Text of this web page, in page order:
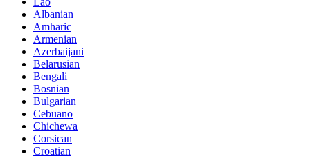
Albanian
Amharic
Armenian
Azerbaijani
Belarusian
Bengali
Bosnian
Bulgarian
Cebuano
Chichewa
Corsican
Croatian